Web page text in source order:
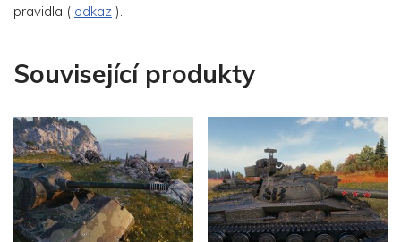
pravidla ( odkaz ).
Související produkty